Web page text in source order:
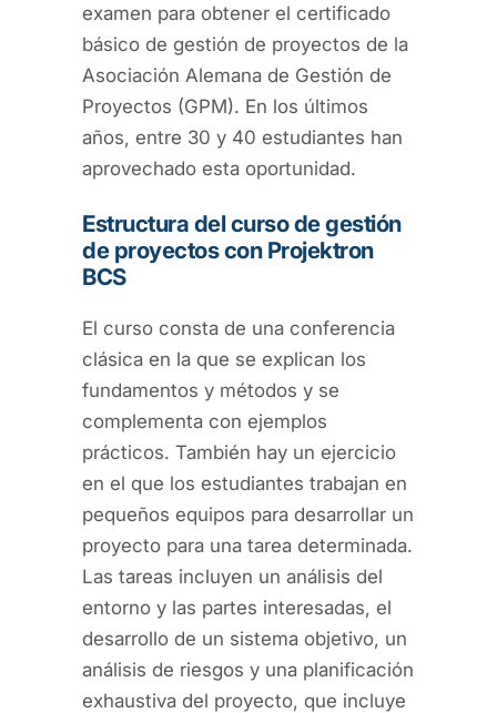
examen para obtener el certificado
básico de gestión de proyectos de la
Asociación Alemana de Gestión de
Proyectos (GPM). En los últimos
años, entre 30 y 40 estudiantes han
aprovechado esta oportunidad.
Estructura del curso de gestión
de proyectos con Projektron
BCS
El curso consta de una conferencia
clásica en la que se explican los
fundamentos y métodos y se
complementa con ejemplos
prácticos. También hay un ejercicio
en el que los estudiantes trabajan en
pequeños equipos para desarrollar un
proyecto para una tarea determinada.
Las tareas incluyen un análisis del
entorno y las partes interesadas, el
desarrollo de un sistema objetivo, un
análisis de riesgos y una planificación
exhaustiva del proyecto, que incluye